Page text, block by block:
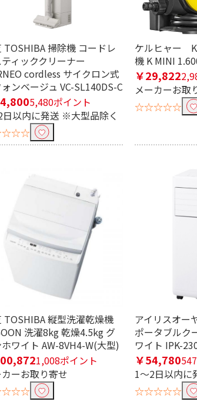
TOSHIBA 掃除機 コードレ
ィッククリーナー
cordless サイクロン式
ンベージュ VC-SL140DS-C
5,480ポイント
日以内に発送 ※大型品除く
ケルヒャー
機 K MINI
￥29,822
メーカーお取
☆☆☆☆☆
TOSHIBA 縦型洗濯乾燥機
洗濯8kg 乾燥4.5kg グ
ワイト AW-8VH4-W(大型)
1,008ポイント
ーお取り寄せ
アイリスオー
ポータブルク
ワイト IPK-
￥54,780
1～2日以内に
☆☆☆☆☆
条件で絞り込む
検索します。